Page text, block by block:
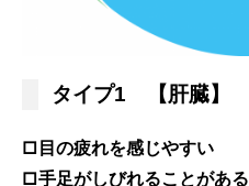
タイプ1 【肝臓】
□目の疲れを感じやすい
□手足がしびれることがある